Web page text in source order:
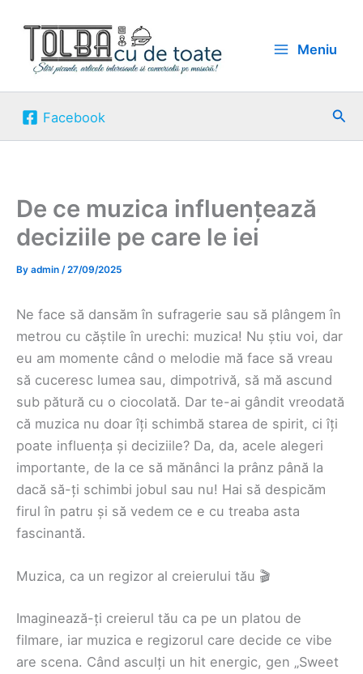
content
Meniu
Facebook
De ce muzica influențează
deciziile pe care le iei
By admin /27/09/2025
Ne face să dansăm în sufragerie sau să plângem în
metrou cu căștile în urechi: muzica! Nu știu voi, dar
eu am momente când o melodie mă face să vreau
să cuceresc lumea sau, dimpotrivă, să mă ascund
sub pătură cu o ciocolată. Dar te-ai gândit vreodată
că muzica nu doar îți schimbă starea de spirit, ci îți
poate influența și deciziile? Da, da, acele alegeri
importante, de la ce să mănânci la prânz până la
dacă să-ți schimbi jobul sau nu! Hai să despicăm
firul în patru și să vedem ce e cu treaba asta
fascinantă.
Muzica, ca un regizor al creierului tău 🎬
Imaginează-ți creierul tău ca pe un platou de
filmare, iar muzica e regizorul care decide ce vibe
are scena. Când asculți un hit energic, gen „Sweet